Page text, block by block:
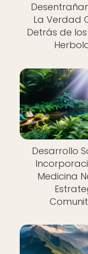
La Verdad
Detrás de
Desarrollo
Medicina